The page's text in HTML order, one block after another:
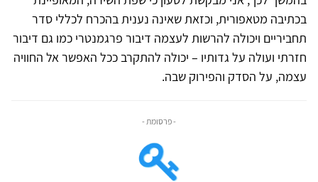
בכתיבה מטאפורית, וכזאת שאינה נענית בהכרח לכללי סדר
תחביריים ויכולה להרשות לעצמה דיבור פרגמנטרי כמו גם דיבור
חזרתי ועולה על גדותיו – יכולה להתקרב ככל האפשר אל החוויה
עצמה, על הסדק והפירוק שבה.
- פרסומת -